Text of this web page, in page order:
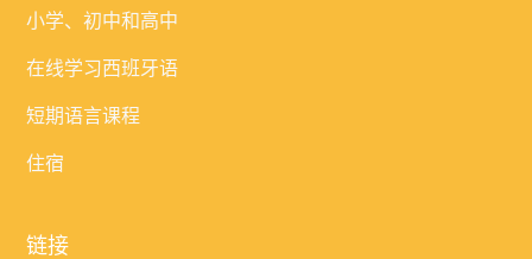
小学、初中和高中
在线学习西班牙语
短期语言课程
住宿
链接